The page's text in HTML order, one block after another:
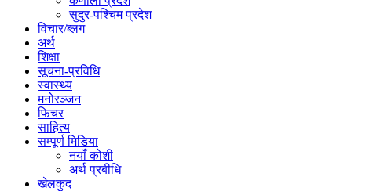
सुदुर-पश्चिम प्रदेश
विचार/ब्लग
अर्थ
शिक्षा
सूचना-प्रविधि
स्वास्थ्य
मनोरञ्जन
फिचर
साहित्य
सम्पूर्ण मिडिया
नयाँ कोशी
अर्थ प्रबीधि
खेलकुद